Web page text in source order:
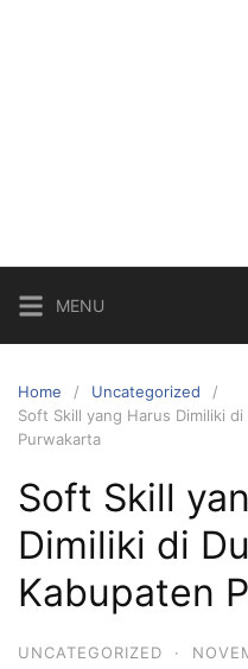
MENU
Home
Uncategorized
Soft Skill yang Harus Dimiliki
Purwakarta
Soft Skill
Dimiliki di
Kabupaten
UNCATEGORIZED ·